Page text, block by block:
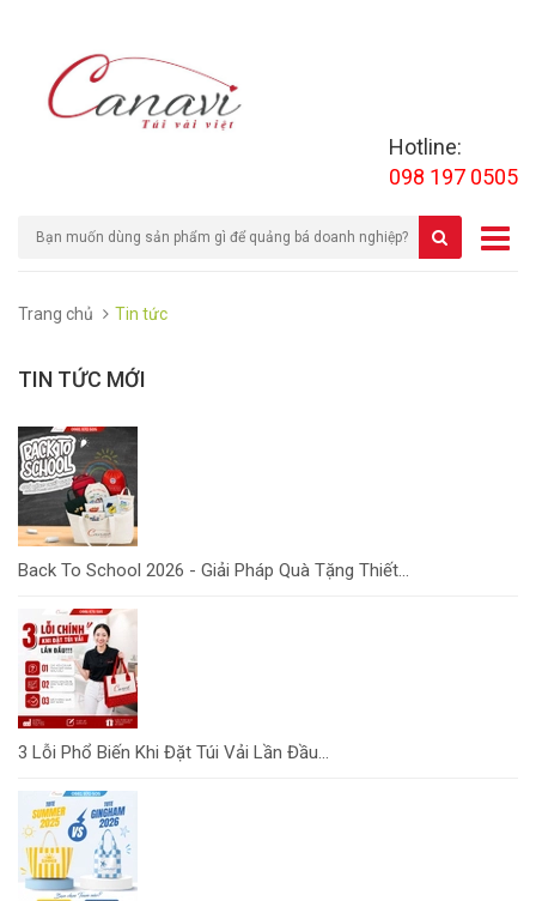
Hotline:
098 197 0505
Trang chủ Tin tức
TIN TỨC MỚI
Back To School 2026 - Giải Pháp Quà Tặng Thiết...
3 Lỗi Phổ Biến Khi Đặt Túi Vải Lần Đầu...